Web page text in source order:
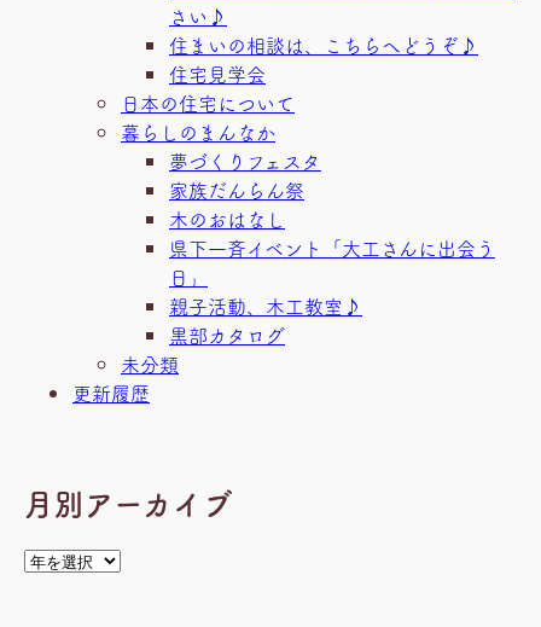
さい♪
住まいの相談は、こちらへどうぞ♪
住宅見学会
日本の住宅について
暮らしのまんなか
夢づくりフェスタ
家族だんらん祭
木のおはなし
県下一斉イベント「大工さんに出会う
日」
親子活動、木工教室♪
黒部カタログ
未分類
更新履歴
月別アーカイブ
ア